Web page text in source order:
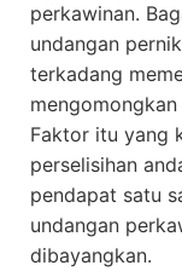
perkawinan.
undangan
terkadang
Faktor itu yang
perselisihan
pendapat satu
undangan
dibayangkan.